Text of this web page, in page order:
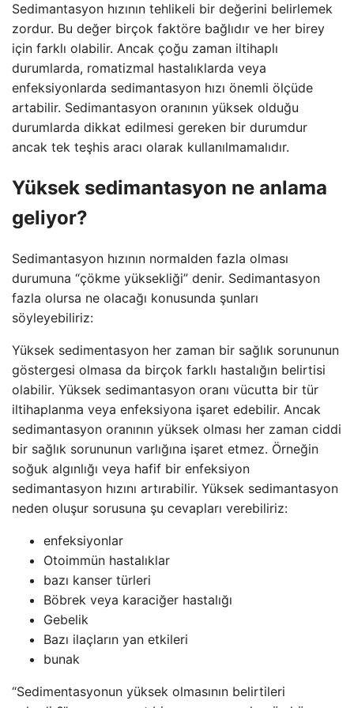
Sedimantasyon hızının tehlikeli bir değerini belirlemek
zordur. Bu değer birçok faktöre bağlıdır ve her birey
için farklı olabilir. Ancak çoğu zaman iltihaplı
durumlarda, romatizmal hastalıklarda veya
enfeksiyonlarda sedimantasyon hızı önemli ölçüde
artabilir. Sedimantasyon oranının yüksek olduğu
durumlarda dikkat edilmesi gereken bir durumdur
ancak tek teşhis aracı olarak kullanılmamalıdır.
Yüksek sedimantasyon ne anlama
geliyor?
Sedimantasyon hızının normalden fazla olması
durumuna “çökme yüksekliği” denir. Sedimantasyon
fazla olursa ne olacağı konusunda şunları
söyleyebiliriz:
Yüksek sedimentasyon her zaman bir sağlık sorununun
göstergesi olmasa da birçok farklı hastalığın belirtisi
olabilir. Yüksek sedimantasyon oranı vücutta bir tür
iltihaplanma veya enfeksiyona işaret edebilir. Ancak
sedimantasyon oranının yüksek olması her zaman ciddi
bir sağlık sorununun varlığına işaret etmez. Örneğin
soğuk algınlığı veya hafif bir enfeksiyon
sedimantasyon hızını artırabilir. Yüksek sedimantasyon
neden oluşur sorusuna şu cevapları verebiliriz:
enfeksiyonlar
Otoimmün hastalıklar
bazı kanser türleri
Böbrek veya karaciğer hastalığı
Gebelik
Bazı ilaçların yan etkileri
bunak
“Sedimentasyonun yüksek olmasının belirtileri